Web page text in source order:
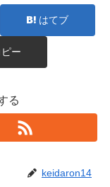
はてブ
ピー
る
keidaron14